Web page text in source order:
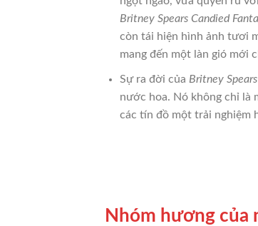
Britney Spears Candied
còn tái hiện hình ảnh tươi
mang đến một làn gió mới
Sự ra đời của Britney
nước hoa. Nó không chỉ là
các tín đồ một trải nghiệm
Nhóm hương của